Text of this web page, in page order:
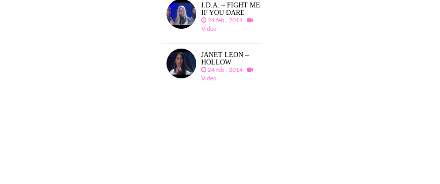
I.D.A. – FIGHT ME
IF YOU DARE
24 feb , 2014
Video
JANET LEON –
HOLLOW
24 feb , 2014
Video